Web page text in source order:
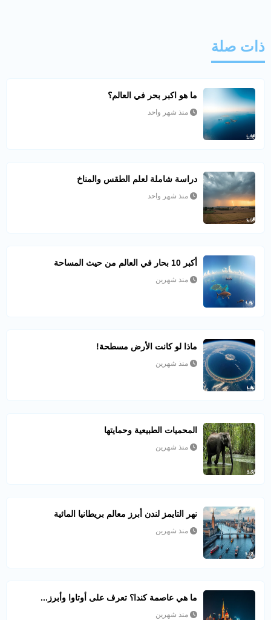
ذات صلة
ما هو اكبر بحر في العالم؟
منذ شهر واحد
دراسة شاملة لعلم الطقس والمناخ
منذ شهر واحد
أكبر 10 بحار في العالم من حيث المساحة
منذ شهرين
ماذا لو كانت الأرض مسطحة!
منذ شهرين
المحميات الطبيعية وحمايتها
منذ شهرين
نهر التايمز لندن أبرز معالم بريطانيا المائية
منذ شهرين
ما هي عاصمة كندا؟ تعرف على أوتاوا وأبرز...
منذ شهرين